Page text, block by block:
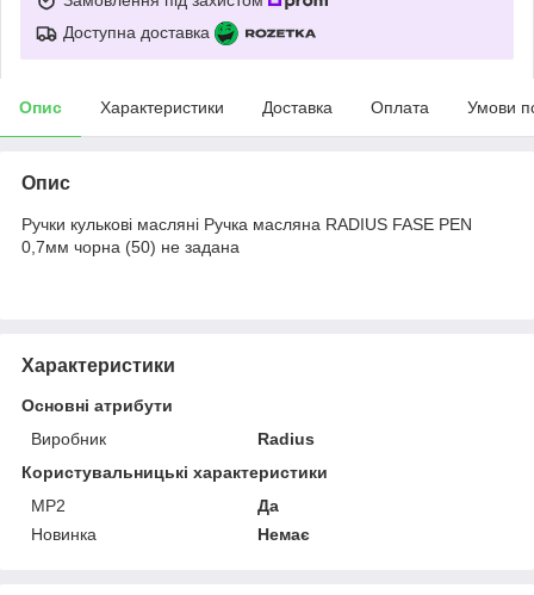
Доступна доставка
Опис Характеристики Доставка Оплата Умови
Опис
Ручки кулькові масляні Ручка масляна RADIUS FASE PEN
0,7мм чорна (50) не задана
Характеристики
Основні атрибути
Виробник
Radius
Користувальницькі характеристики
МР2
Да
Новинка
Немає